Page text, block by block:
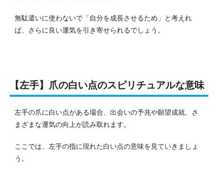
無駄遣いに使わないで「自分を成長させるため」と考えれ
ば、さらに良い運気を引き寄せられるでしょう。
【左手】爪の白い点のスピリチュアルな意味
左手の爪に白い点がある場合、出会いの予兆や願望成就、さ
まざまな運気の向上が読み取れます。
ここでは、左手の指に現れた白い点の意味を見ていきましょ
う。